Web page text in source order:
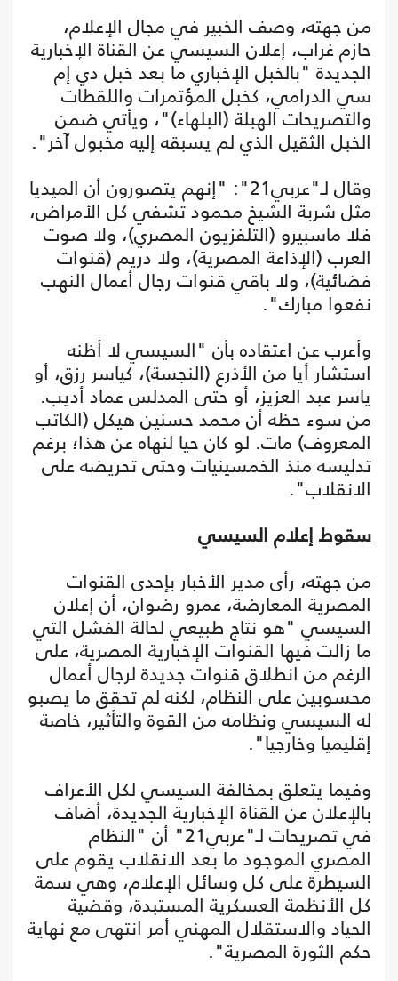
من جهته، وصف الخبير في مجال الإعلام،
حازم غراب، إعلان السيسي عن القناة الإخبارية
الجديدة "بالخبل الإخباري ما بعد خبل دي إم
سي الدرامي، كخبل المؤتمرات واللقطات
والتصريحات الهبلة (البلهاء)"، ويأتي ضمن
الخبل الثقيل الذي لم يسبقه إليه مخبول آخر".
وقال لـ"عربي21": "إنهم يتصورون أن الميديا
مثل شربة الشيخ محمود تشفي كل الأمراض،
فلا ماسبيرو (التلفزيون المصري)، ولا صوت
العرب (الإذاعة المصرية)، ولا دريم (قنوات
فضائية)، ولا باقي قنوات رجال أعمال النهب
نفعوا مبارك".
وأعرب عن اعتقاده بأن "السيسي لا أظنه
استشار أيا من الأذرع (النجسة)، كياسر رزق، أو
ياسر عبد العزيز، أو حتى المدلس عماد أديب.
من سوء حظه أن محمد حسنين هيكل (الكاتب
المعروف) مات. لو كان حيا لنهاه عن هذا؛ برغم
تدليسه منذ الخمسينيات وحتى تحريضه على
الانقلاب".
سقوط إعلام السيسي
من جهته، رأى مدير الأخبار بإحدى القنوات
المصرية المعارضة، عمرو رضوان، أن إعلان
السيسي "هو نتاج طبيعي لحالة الفشل التي
ما زالت فيها القنوات الإخبارية المصرية، على
الرغم من انطلاق قنوات جديدة لرجال أعمال
محسوبين على النظام، لكنه لم تحقق ما يصبو
له السيسي ونظامه من القوة والتأثير، خاصة
إقليميا وخارجيا".
وفيما يتعلق بمخالفة السيسي لكل الأعراف
بالإعلان عن القناة الإخبارية الجديدة، أضاف
في تصريحات لـ"عربي21" أن "النظام
المصري الموجود ما بعد الانقلاب يقوم على
السيطرة على كل وسائل الإعلام، وهي سمة
كل الأنظمة العسكرية المستبدة، وقضية
الحياد والاستقلال المهني أمر انتهى مع نهاية
حكم الثورة المصرية".